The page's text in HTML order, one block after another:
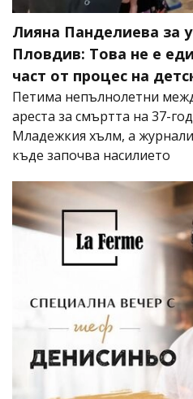
Лияна Панделиева за
Пловдив: Това не е
част от процес на
Петима непълнолетни
ареста за смъртта на 37-
Младежкия хълм, а
къде започва насилието